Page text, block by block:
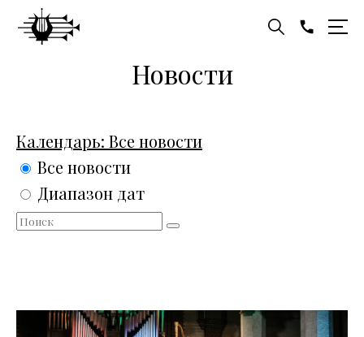
Новости
Календарь: Все новости
Все новости
Диапазон дат